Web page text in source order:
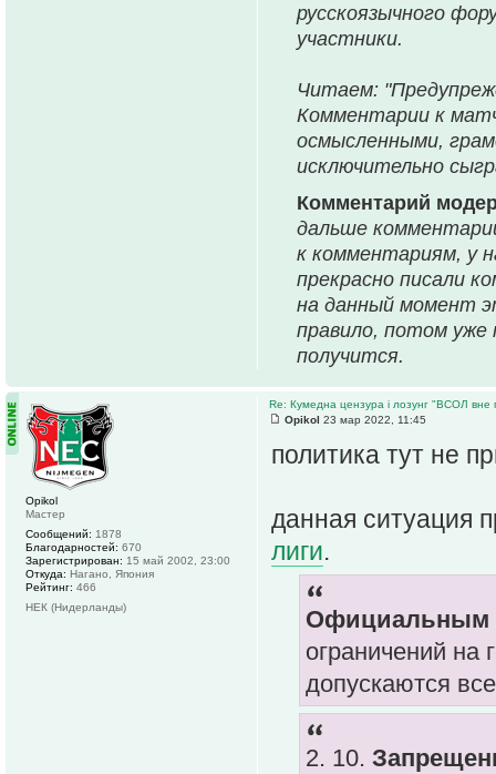
русскоязычного
участники.
Читаем:
Комментарии к
осмысленными,
исключительно
Комментарий
дальше
к комментариям, у
прекрасно писали
на данный момент
правило, потом уже
получится.
Re: Кумедна цензура і лозунг "ВСОЛ вне
Opikol 23 мар 2022, 11:45
политика тут не
данная ситуация
лиги.
Официальным
ограничений на
допускаются
2. 10.
Opikol
Мастер
Сообщений: 1878
Благодарностей: 670
Зарегистрирован: 15 май 2002, 23:00
Откуда: Нагано, Япония
Рейтинг: 466
НЕК (Нидерланды)